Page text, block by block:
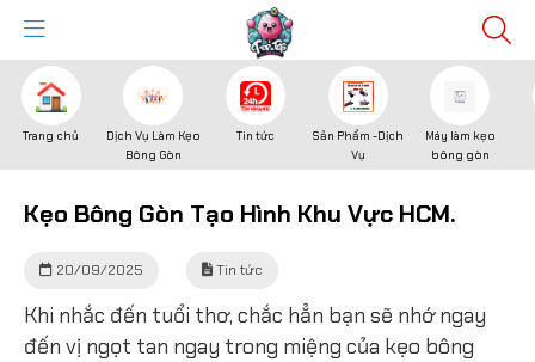
Trang chủ
Dịch Vụ Làm Kẹo
Bông Gòn
Tin tức
Sản Phẩm -Dịch
Vụ
Máy làm kẹo
bông gòn
Kẹo Bông Gòn Tạo Hình Khu Vực HCM.
20/09/2025 Tin tức
Khi nhắc đến tuổi thơ, chắc hẳn bạn sẽ nhớ ngay
đến vị ngọt tan ngay trong miệng của kẹo bông